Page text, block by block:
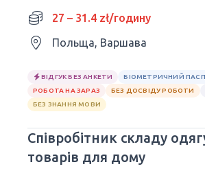
27 – 31.4 zł/годину
Польща, Варшава
ВІДГУК БЕЗ АНКЕТИ
БІОМЕТРИЧНИЙ
РОБОТА НА ЗАРАЗ
БЕЗ ДОСВІДУ РОБОТИ
БЕЗ ЗНАННЯ МОВИ
Співробітник складу
товарів для дому